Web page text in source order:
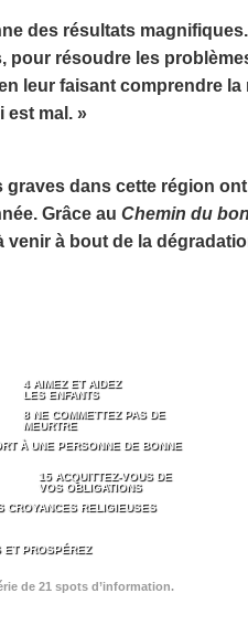
des résultats
pour résoudre les
leur faisant comprendre la
est mal. »
dans cette région
Grâce au Chemin du
à bout de la
4 AIMEZ ET AIDEZ
LES ENFANTS
8 NE COMMETTEZ PAS DE
MEURTRE
À UNE PERSONNE DE BONNE
15 ACQUITTEZ-VOUS DE
VOS OBLIGATIONS
CROYANCES RELIGIEUSES
ET PROSPÉREZ
de 21 spots d’information.